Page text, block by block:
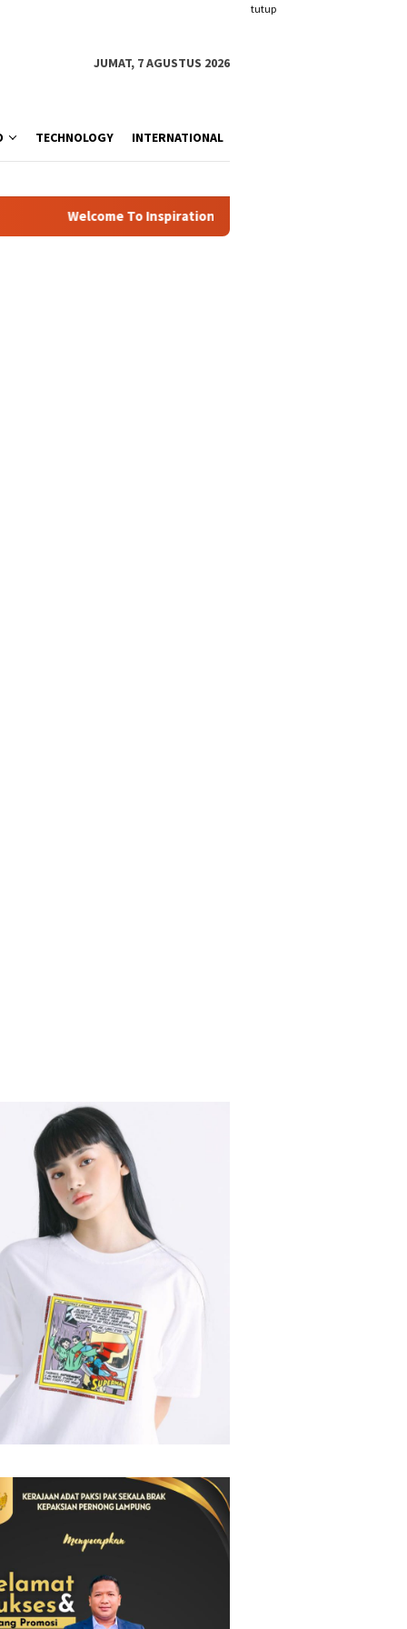
tutup
JUMAT, 7 AGUSTUS 2026
TECHNOLOGY INTERNATIONAL
Welcome To Inspiration.com